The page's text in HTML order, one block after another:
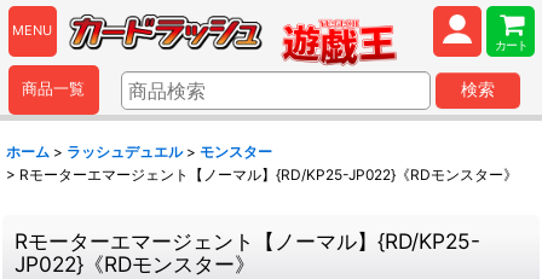
MENU
カート
商品一覧 検索
ホーム > ラッシュデュエル > モンスター
> Rモーターエマージェント【ノーマル】{RD/KP25-JP022}《RDモンスター》
Rモーターエマージェント【ノーマル】{RD/KP25-
JP022}《RDモンスター》